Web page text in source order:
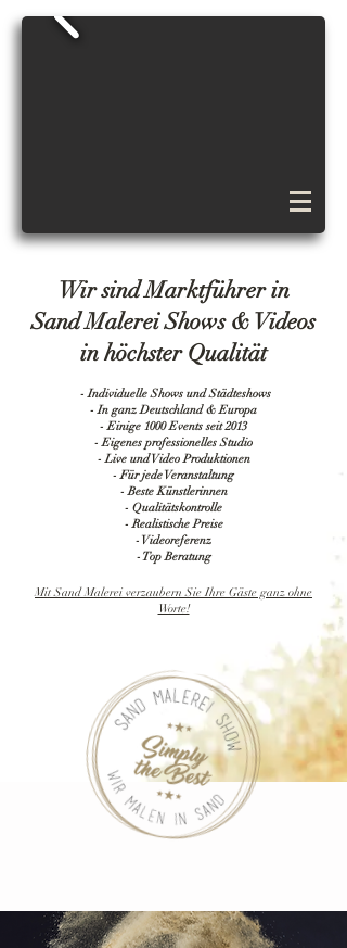
Wir sind Marktführer in
Sand Malerei Shows & Videos
in höchster Qualität
- Individuelle Shows und Städteshows
- In ganz Deutschland & Europa
- Einige 1000 Events seit 2013
- Eigenes professionelles Studio
- Live und Video Produktionen
- Für jede Veranstaltung
- Beste Künstlerinnen
- Qualitätskontrolle
- Realistische Preise
- Videoreferenz
- Top Beratung
Mit Sand Malerei verzaubern Sie Ihre Gäste ganz ohne
Worte!